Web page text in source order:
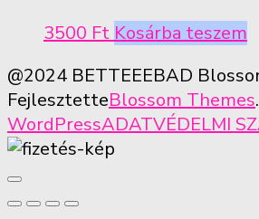
3500 Ft Kosárba teszem
@2024 BETTEEEBAD
FejlesztetteBlossom Themes
WordPressADATVÉDELMI